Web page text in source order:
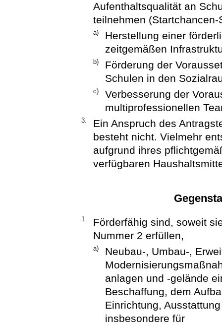
Aufenthaltsqualität an
teilnehmen
a)
Herstellung einer
zeitgemäßen
b)
Förderung der
Schulen in den
c)
Verbesserung der
multiprofessionellen
3.
Ein Anspruch des
besteht nicht. Vielmehr
aufgrund ihres
verfügbaren
1.
Förderfähig sind, soweit
Nummer 2 erfüllen,
a)
Neubau-, Umbau-,
anlagen und -gelände
Beschaffung, dem
Einrichtung,
insbesondere für